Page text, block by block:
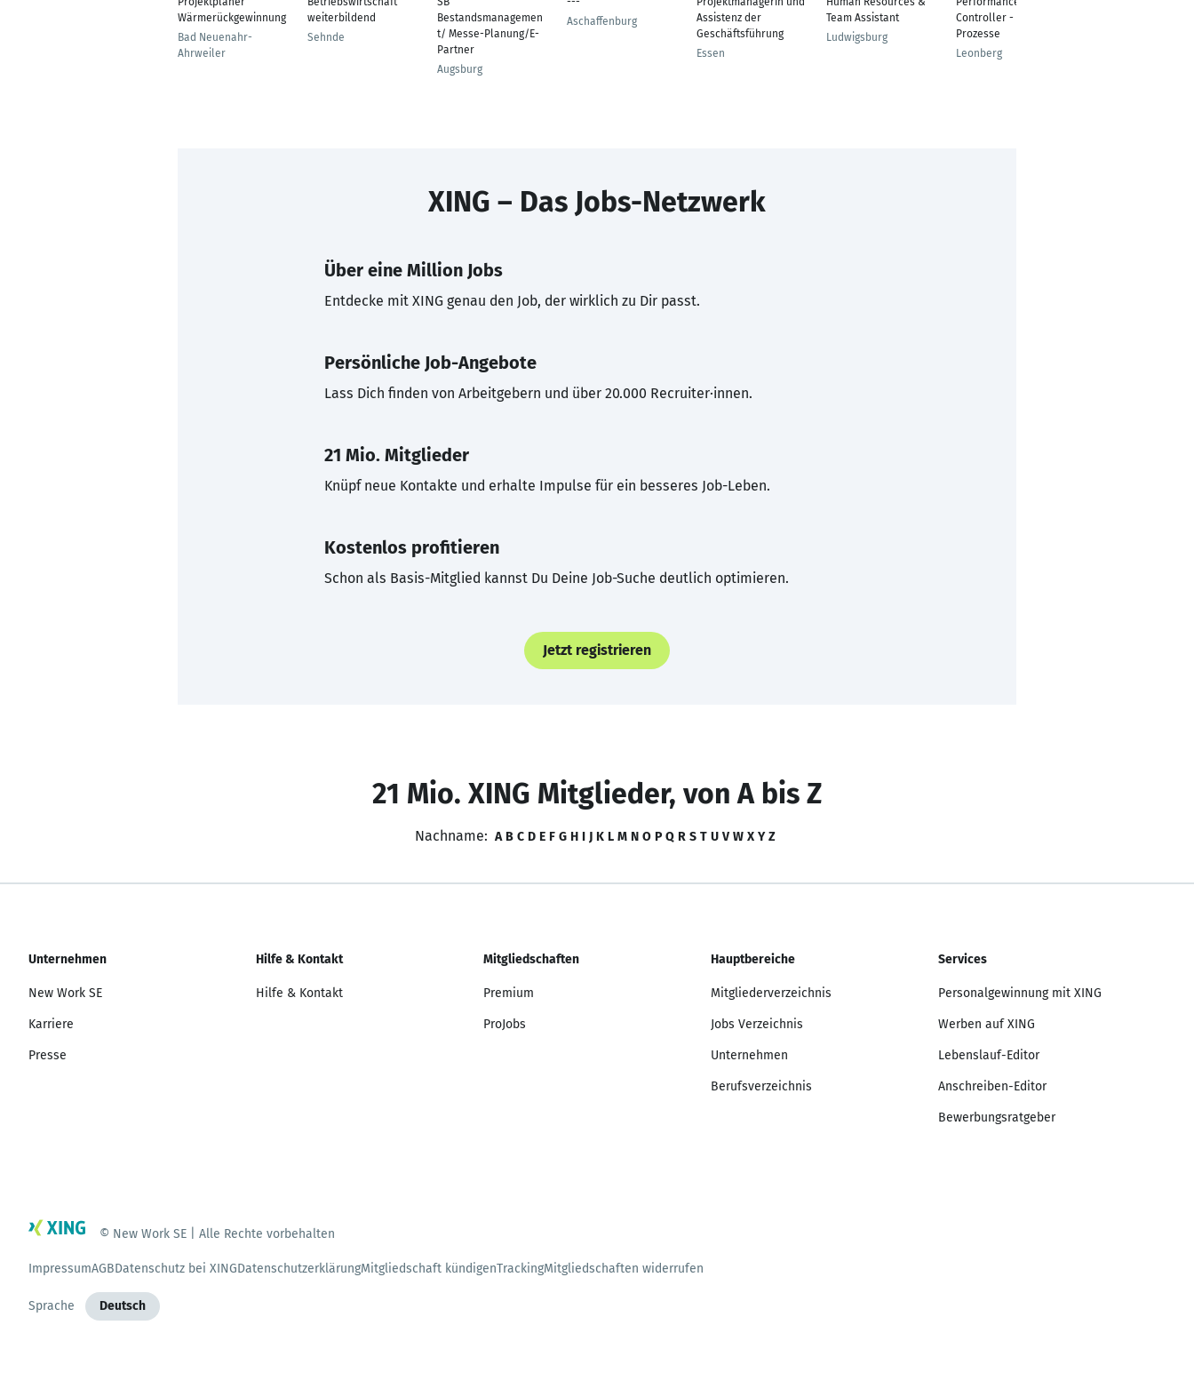
Wärmerückgewinnung
Bad Neuenahr-
Ahrweiler
weiterbildend
Sehnde
Bestandsmanagemen
t/ Messe-Planung/E-
Partner
Augsburg
Aschaffenburg
Assistenz der
Geschäftsführung
Essen
Team Assistant
Ludwigsburg
Controller - E2E
Prozesse
Leonberg
XING – Das Jobs-Netzwerk
Über eine Million Jobs
Entdecke mit XING genau den Job, der wirklich zu Dir passt.
Persönliche Job-Angebote
Lass Dich finden von Arbeitgebern und über 20.000 Recruiter·innen.
21 Mio. Mitglieder
Knüpf neue Kontakte und erhalte Impulse für ein besseres Job-Leben.
Kostenlos profitieren
Schon als Basis-Mitglied kannst Du Deine Job-Suche deutlich optimieren.
Jetzt registrieren
21 Mio. XING Mitglieder, von A bis Z
Nachname: A B C D E F G H I J K L M N O P Q R S T U V W X Y Z
Unternehmen
New Work SE
Karriere
Presse
Hilfe & Kontakt
Hilfe & Kontakt
Mitgliedschaften
Premium
ProJobs
Hauptbereiche
Mitgliederverzeichnis
Jobs Verzeichnis
Unternehmen
Berufsverzeichnis
Services
Personalgewinnung mit XING
Werben auf XING
Lebenslauf-Editor
Anschreiben-Editor
Bewerbungsratgeber
© New Work SE | Alle Rechte vorbehalten
ImpressumAGBDatenschutz bei XINGDatenschutzerklärungMitgliedschaft kündigenTrackingMitgliedschaften widerrufen
Sprache Deutsch